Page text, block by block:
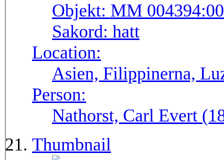
Objekt: MM
Sakord: hatt
Location:
Asien, Filippinerna,
Person:
Nathorst, Carl Evert
Thumbnail